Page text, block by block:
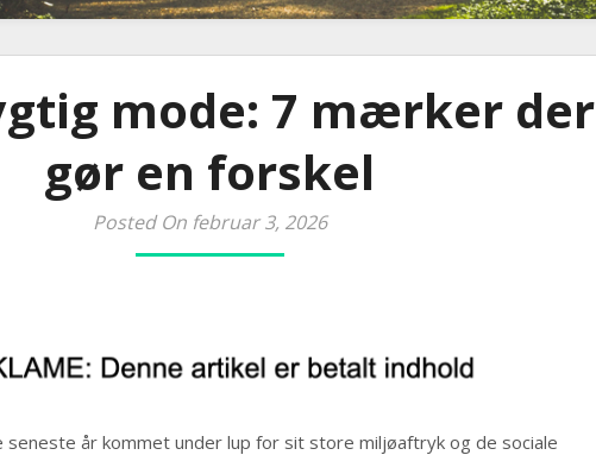
mode: 7 mærker der
gør en forskel
Posted On februar 3, 2026
seneste år kommet under lup for sit store miljøaftryk og de sociale